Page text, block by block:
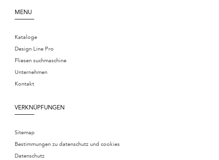
MENU
Kataloge
Design Line Pro
Fliesen suchmaschine
Unternehmen
Kontakt
VERKNÜPFUNGEN
Sitemap
Bestimmungen zu datenschutz und cookies
Datenschutz